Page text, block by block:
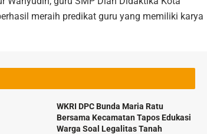
meraih predikat guru yang memiliki karya
WKRI DPC Bunda Maria Ratu
Bersama Kecamatan Tapos Edukasi
Warga Soal Legalitas Tanah